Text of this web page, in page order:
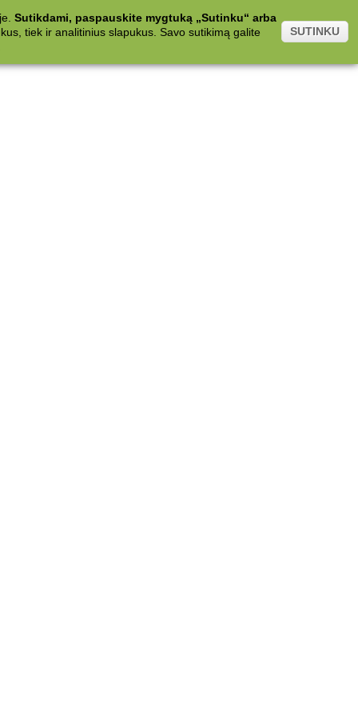
Sutikdami, paspauskite mygtuką „Sutinku“ arba
tiek ir analitinius slapukus. Savo sutikimą galite
SUTINKU